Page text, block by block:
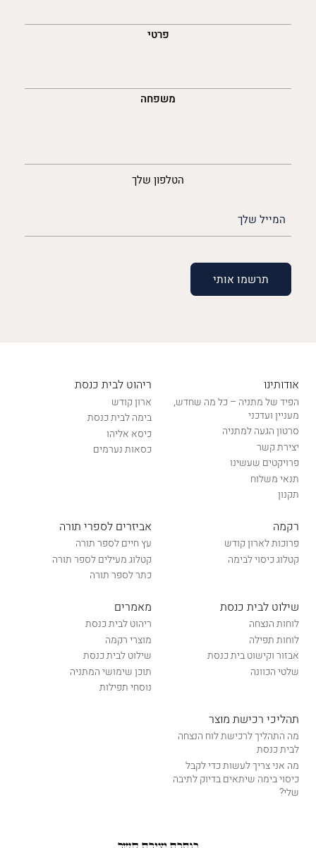
פרטי
משפחה
הטלפון שלך
(חובה)
אודותינו
הפיד של מתניה – כל מה שחדש,
מעניין ועדכני
סרטון הגעה למתניה
יצירת קשר
פרויקטים שעשינו
תנאי משלוח
תקנון
ריהוט לבית כנסת
ארון קודש
בימה לבית כנסת
כיסא אליהו
כסאות נערמים
רקמה
פרוכות לארון קודש
קטלוג כיסוי לבימה
אביזרים לספרי תורה
עץ חיים לספר תורה
קטלוג מעילים לספר תורה
כתר לספר תורה
שילוט לבית כנסת
לוחות הנצחה
לוחות תפילה
אבזור וקישוט בית כנסת
שלטי הכוונה
מאמרים
ריהוט לבית כנסת
מוצרי רקמה
שילוט לבית כנסת
תוכן שימושי המתניה
נוסחי תפילות
תהליכי רכישת מוצר
מה התהליך לרכישת לוח הנצחה
לבית כנסת
מה אני צריך לעשות כדי לקבל
כיסוי בימה שיתאים בדיוק לתיבה
שלי?